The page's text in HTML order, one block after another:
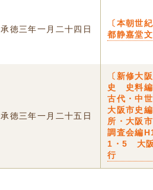
承徳三年一月二十四日
〔本朝世
都静嘉堂
承徳三年一月二十五日
〔新修大
史 史料
古代・中
大阪市史
所・大阪
調査会編
1・5 大
行